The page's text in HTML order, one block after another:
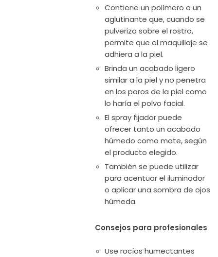
Contiene un polímero o un
aglutinante que, cuando se
pulveriza sobre el rostro,
permite que el maquillaje se
adhiera a la piel.
Brinda un acabado ligero
similar a la piel y no penetra
en los poros de la piel como
lo haría el polvo facial.
El spray fijador puede
ofrecer tanto un acabado
húmedo como mate, según
el producto elegido.
También se puede utilizar
para acentuar el iluminador
o aplicar una sombra de ojos
húmeda.
Consejos para profesionales
Use rocíos humectantes